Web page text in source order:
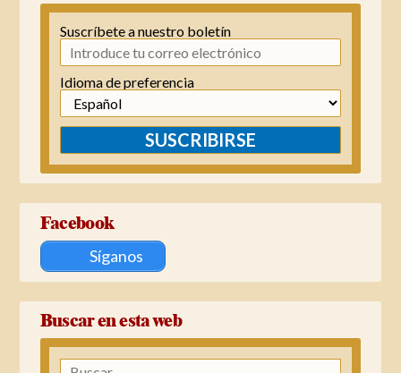
Suscríbete a nuestro boletín
Idioma de preferencia
SUSCRIBIRSE
Facebook
Síganos
Buscar en esta web
Buscar: